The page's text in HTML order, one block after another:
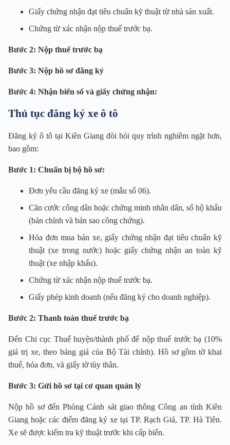
Giấy chứng nhận đạt tiêu chuẩn kỹ thuật từ nhà sản xuất.
Chứng từ xác nhận nộp thuế trước bạ.
Bước 2: Nộp thuế trước bạ
Bước 3: Nộp hồ sơ đăng ký
Bước 4: Nhận biển số và giấy chứng nhận:
Thủ tục đăng ký xe ô tô
Đăng ký ô tô tại Kiên Giang đòi hỏi quy trình nghiêm ngặt hơn,
bao gồm:
Bước 1: Chuẩn bị bộ hồ sơ:
Đơn yêu cầu đăng ký xe (mẫu số 06).
Căn cước công dân hoặc chứng minh nhân dân, sổ hộ khẩu
(bản chính và bản sao công chứng).
Hóa đơn mua bán xe, giấy chứng nhận đạt tiêu chuẩn kỹ
thuật (xe trong nước) hoặc giấy chứng nhận an toàn kỹ
thuật (xe nhập khẩu).
Chứng từ xác nhận nộp thuế trước bạ.
Giấy phép kinh doanh (nếu đăng ký cho doanh nghiệp).
Bước 2: Thanh toán thuế trước bạ
Đến Chi cục Thuế huyện/thành phố để nộp thuế trước bạ (10%
giá trị xe, theo bảng giá của Bộ Tài chính). Hồ sơ gồm tờ khai
thuế, hóa đơn, và giấy tờ tùy thân.
Bước 3: Gửi hồ sơ tại cơ quan quản lý
Nộp hồ sơ đến Phòng Cảnh sát giao thông Công an tỉnh Kiên
Giang hoặc các điểm đăng ký xe tại TP. Rạch Giá, TP. Hà Tiên.
Xe sẽ được kiểm tra kỹ thuật trước khi cấp biển.